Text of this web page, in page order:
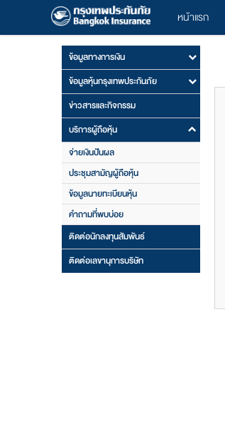
หน้าแรก
ข้อมูลทางการเงิน
ข้อมูลหุ้นกรุงเทพประกันภัย
ข่าวสารและกิจกรรม
บริการผู้ถือหุ้น
จ่ายเงินปันผล
ประชุมสามัญผู้ถือหุ้น
ข้อมูลนายทะเบียนหุ้น
คำถามที่พบบ่อย
ติดต่อนักลงทุนสัมพันธ์
ติดต่อเลขานุการบริษัท